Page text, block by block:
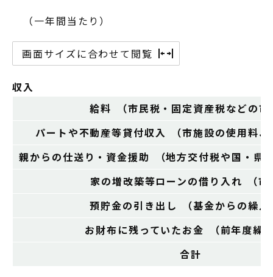
（一年間当たり）
画面サイズに合わせて閲覧
収入
給料 （市民税・固定資産税などの市
パートや不動産等貸付収入 （市施設の使用料
親からの仕送り・資金援助 （地方交付税や国・県
家の増改築等ローンの借り入れ （市
預貯金の引き出し （基金からの繰入
お財布に残っていたお金 （前年度繰
合計